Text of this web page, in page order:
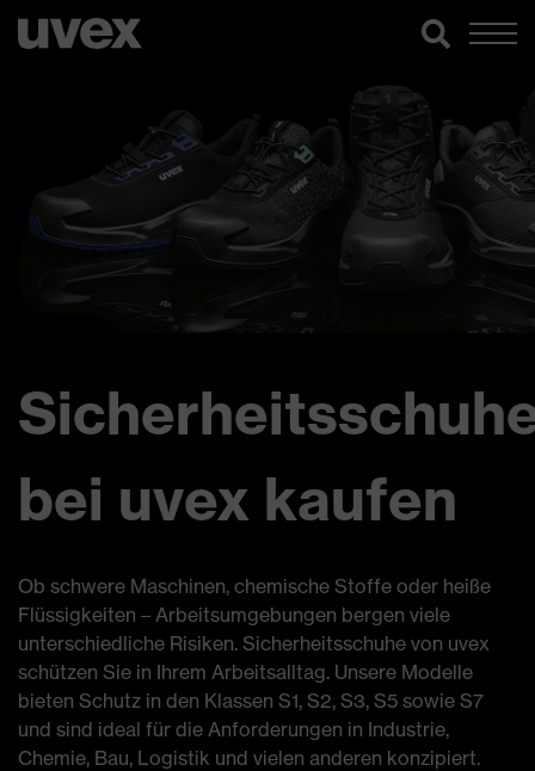
bei uvex kaufen
Ob schwere Maschinen, chemische Stoffe oder heiße
Flüssigkeiten – Arbeitsumgebungen bergen viele
unterschiedliche Risiken. Sicherheitsschuhe von uvex
schützen Sie in Ihrem Arbeitsalltag. Unsere Modelle
bieten Schutz in den Klassen S1, S2, S3, S5 sowie S7
und sind ideal für die Anforderungen in Industrie,
Chemie, Bau, Logistik und vielen anderen konzipiert.